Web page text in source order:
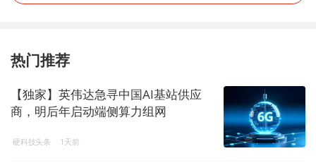
热门推荐
【独家】英伟达急寻中国AI基站供应
商，明后年启动端侧算力组网
硬科技头条 1天前